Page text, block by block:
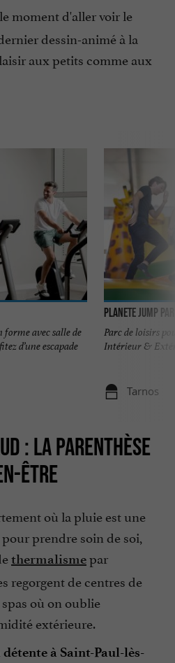
moment d'aller voir le
dessin-animé à la
aux petits comme aux
forme avec salle de
d’une escapade
Planete Jump
Parc de loisirs
Intérieur &
Tarnos
: LA PARENTHÈSE
ÊTRE
où la pluie est une
prendre soin de soi,
thermalismepar
regorgent de centres de
où on oublie
extérieure.
à Saint-Paul-lès-